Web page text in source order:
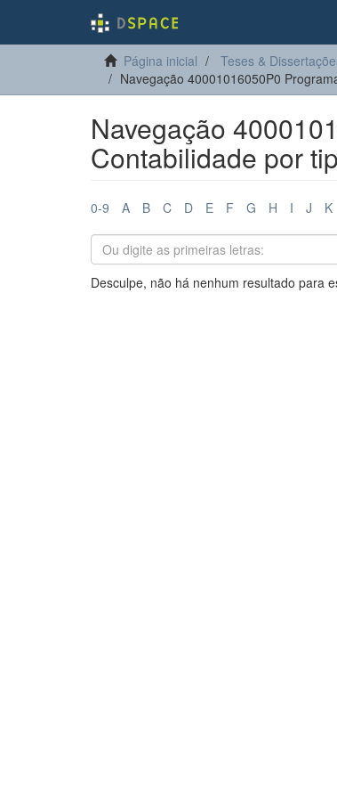
Página inicial Teses &
Navegação 40001016050P0
Navegação
Contabilidade por
0-9 A B C D E F G H I J K
Desculpe, não há nenhum resultado para